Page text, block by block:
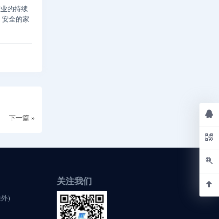
的持续
全的家
下一篇 »
)
关注我们